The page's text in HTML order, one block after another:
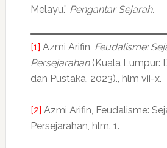
Melayu.” Pengantar Sejarah.
[1] Azmi Arifin, Feudalisme:
Persejarahan(Kuala Lumpur:
dan Pustaka, 2023)., hlm vii-x.
[2] Azmi Arifin, Feudalisme:
Persejarahan, hlm. 1.